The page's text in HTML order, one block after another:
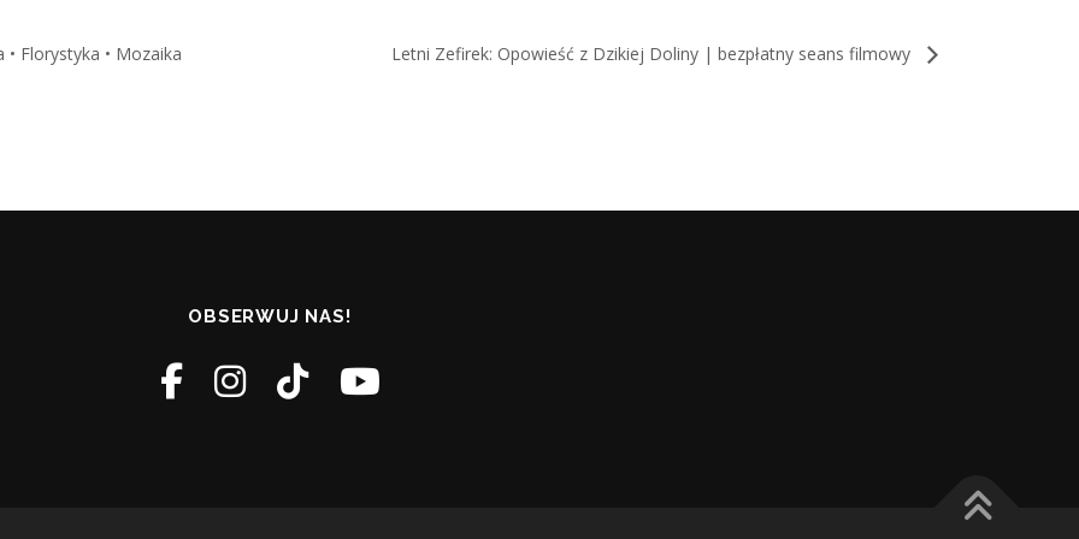
• Florystyka • Mozaika Letni Zefirek: Opowieść z Dzikiej Doliny | bezpłatny seans filmowy
OBSERWUJ NAS!